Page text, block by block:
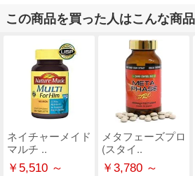
この商品を買った人はこんな商
ネイチャーメイド
マルチ ..
￥5,510 ～
メタフェーズプロ
(スタイ..
￥3,780 ～